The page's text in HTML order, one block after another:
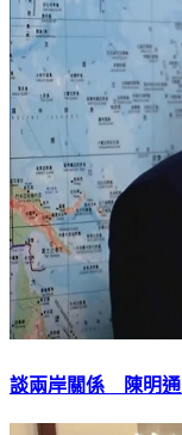
談兩岸關係 陳明通